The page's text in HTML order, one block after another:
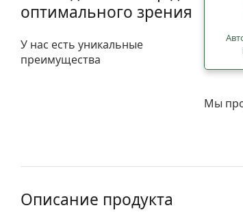
оптимального зрения
У нас есть уникальные
преимущества
Мы
Описание продукта